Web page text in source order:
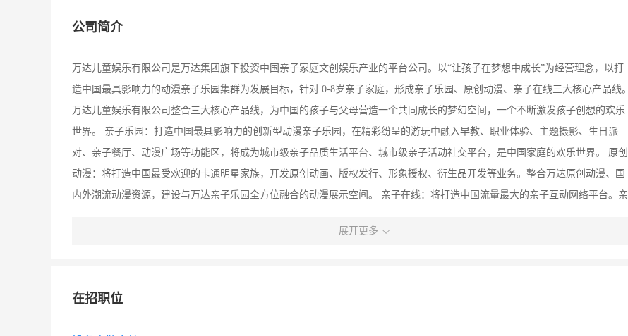
公司简介
万达儿童娱乐有限公司是万达集团旗下投资中国亲子家庭文创娱乐产业的平台公司。以“让孩子在梦想中成长”为经营理念，以打
造中国最具影响力的动漫亲子乐园集群为发展目标，针对 0-8岁亲子家庭，形成亲子乐园、原创动漫、亲子在线三大核心产品线。
万达儿童娱乐有限公司整合三大核心产品线，为中国的孩子与父母营造一个共同成长的梦幻空间，一个不断激发孩子创想的欢乐
世界。 亲子乐园：打造中国最具影响力的创新型动漫亲子乐园，在精彩纷呈的游玩中融入早教、职业体验、主题摄影、生日派
对、亲子餐厅、动漫广场等功能区，将成为城市级亲子品质生活平台、城市级亲子活动社交平台，是中国家庭的欢乐世界。 原创
动漫：将打造中国最受欢迎的卡通明星家族，开发原创动画、版权发行、形象授权、衍生品开发等业务。整合万达原创动漫、国
内外潮流动漫资源，建设与万达亲子乐园全方位融合的动漫展示空间。 亲子在线：将打造中国流量最大的亲子互动网络平台。亲
展开更多
在招职位